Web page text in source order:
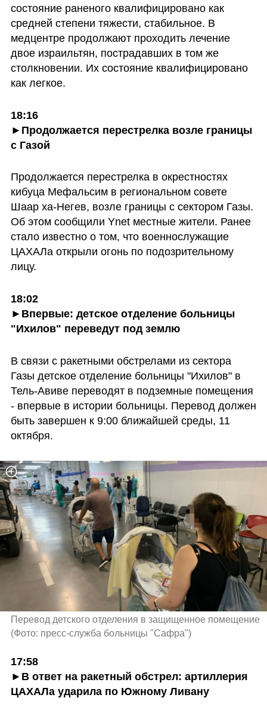
состояние раненого квалифицировано как
средней степени тяжести, стабильное. В
медцентре продолжают проходить лечение
двое израильтян, пострадавших в том же
столкновении. Их состояние квалифицировано
как легкое.
18:16
►Продолжается перестрелка возле границы
с Газой
Продолжается перестрелка в окрестностях
кибуца Мефальсим в региональном совете
Шаар ха-Негев, возле границы с сектором Газы.
Об этом сообщили Ynet местные жители. Ранее
стало известно о том, что военнослужащие
ЦАХАЛа открыли огонь по подозрительному
лицу.
18:02
►Впервые: детское отделение больницы
"Ихилов" переведут под землю
В связи с ракетными обстрелами из сектора
Газы детское отделение больницы "Ихилов" в
Тель-Авиве переводят в подземные помещения
- впервые в истории больницы. Перевод должен
быть завершен к 9:00 ближайшей среды, 11
октября.
(Фото: пресс-служба больницы "Сафра")
17:58
►В ответ на ракетный обстрел: артиллерия
ЦАХАЛа ударила по Южному Ливану